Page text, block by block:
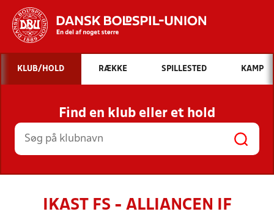
Hvad vil du søge efter?
INDHOLD OG NYHEDER
STILLINGER, RESULTATER, KLUBBER OG
HOLD
KLUB/HOLD RÆKKE SPILLESTED KAMP
Find en klub eller et hold
IKAST FS - ALLIANCEN IF